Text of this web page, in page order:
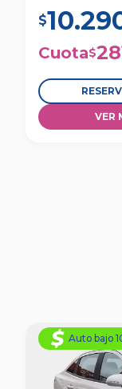
$
Cuota$
VER
Auto bajo